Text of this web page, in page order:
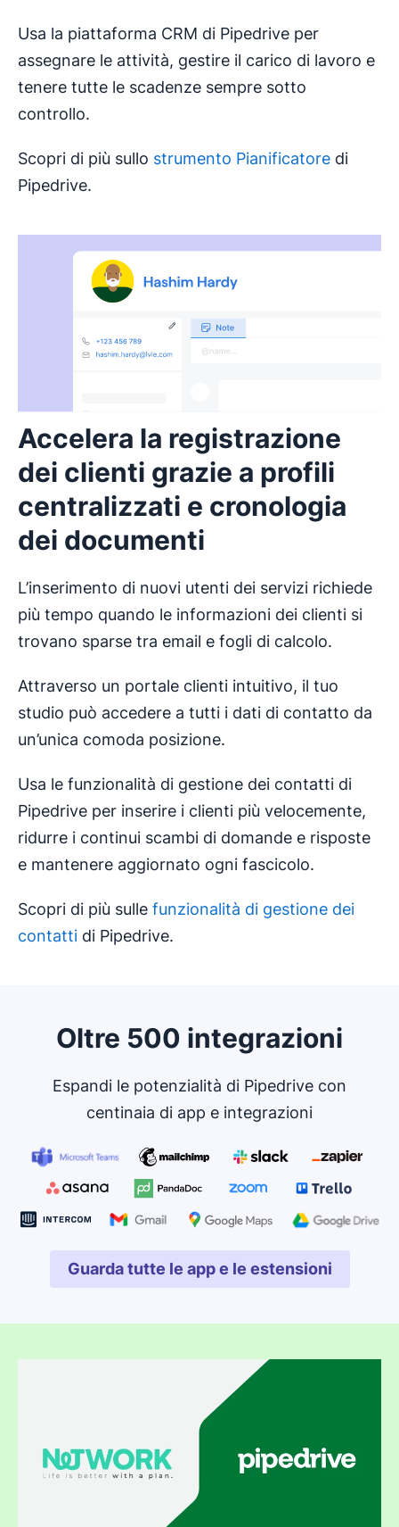
Usa la piattaforma CRM di Pipedrive per
assegnare le attività, gestire il carico di lavoro e
tenere tutte le scadenze sempre sotto
controllo.
Scopri di più sullo strumento Pianificatore di
Pipedrive.
Accelera la registrazione
dei clienti grazie a profili
centralizzati e cronologia
dei documenti
L’inserimento di nuovi utenti dei servizi richiede
più tempo quando le informazioni dei clienti si
trovano sparse tra email e fogli di calcolo.
Attraverso un portale clienti intuitivo, il tuo
studio può accedere a tutti i dati di contatto da
un’unica comoda posizione.
Usa le funzionalità di gestione dei contatti di
Pipedrive per inserire i clienti più velocemente,
ridurre i continui scambi di domande e risposte
e mantenere aggiornato ogni fascicolo.
Scopri di più sulle funzionalità di gestione dei
contatti di Pipedrive.
Oltre 500 integrazioni
Espandi le potenzialità di Pipedrive con
centinaia di app e integrazioni
Guarda tutte le app e le estensioni
Si apre in una nuova